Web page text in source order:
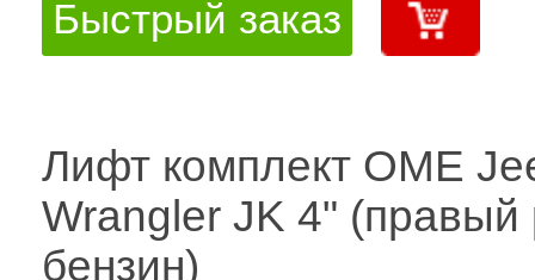
Быстрый заказ
Лифт комплект OME
Wrangler JK 4" (правый
бензин)